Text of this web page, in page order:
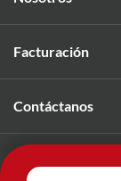
Facturación
Contáctanos